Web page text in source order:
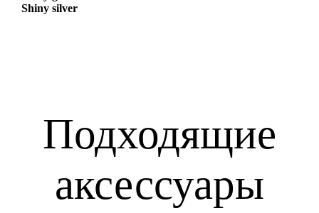
Shiny silver
Подходящие
аксессуары